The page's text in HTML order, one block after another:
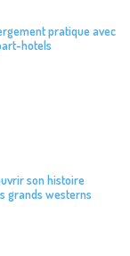
pratique avec
hotels
son histoire
grands westerns